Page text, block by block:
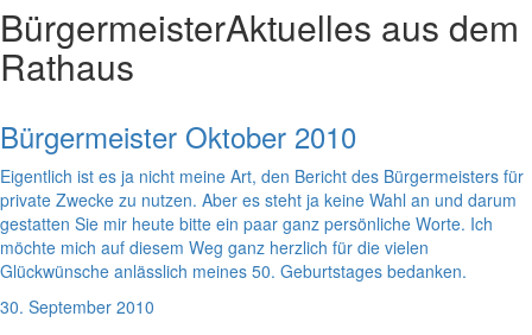
BürgermeisterAktuelles aus dem
Rathaus
Bürgermeister Oktober 2010
Eigentlich ist es ja nicht meine Art, den Bericht des Bürgermeisters für
private Zwecke zu nutzen. Aber es steht ja keine Wahl an und darum
gestatten Sie mir heute bitte ein paar ganz persönliche Worte. Ich
möchte mich auf diesem Weg ganz herzlich für die vielen
Glückwünsche anlässlich meines 50. Geburtstages bedanken.
30. September 2010